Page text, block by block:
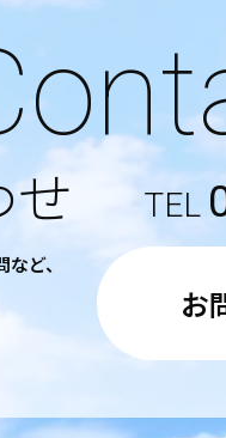
ど、
お